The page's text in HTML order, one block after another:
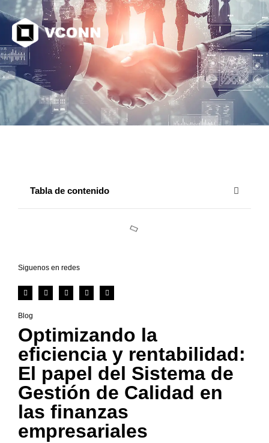
Tabla de contenido
Siguenos en redes
Blog
Optimizando la
eficiencia y rentabilidad:
El papel del Sistema de
Gestión de Calidad en
las finanzas
empresariales